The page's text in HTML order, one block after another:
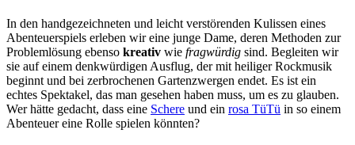
In den handgezeichneten und leicht verstörenden Kulissen eines
Abenteuerspiels erleben wir eine junge Dame, deren Methoden zur
Problemlösung ebenso kreativ wie fragwürdig sind. Begleiten wir
sie auf einem denkwürdigen Ausflug, der mit heiliger Rockmusik
beginnt und bei zerbrochenen Gartenzwergen endet. Es ist ein
echtes Spektakel, das man gesehen haben muss, um es zu glauben.
Wer hätte gedacht, dass eine Schere und ein rosa TüTü in so einem
Abenteuer eine Rolle spielen könnten?